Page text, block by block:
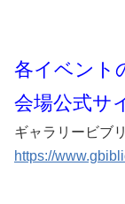
各イベント
会場公式サ
ギャラリービブ
https://